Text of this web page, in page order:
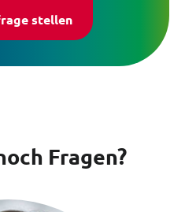
stellen
Fragen?